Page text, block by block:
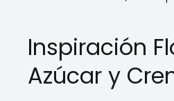
Inspiración
Azúcar y